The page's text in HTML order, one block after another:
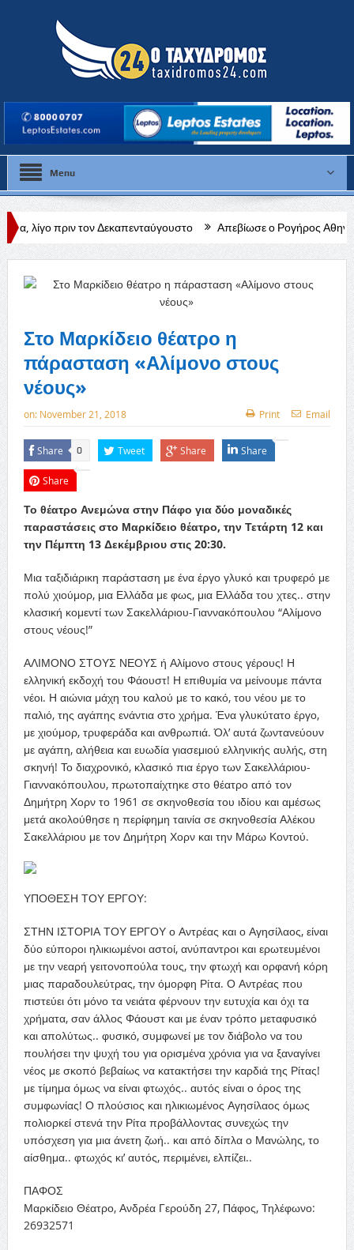
Menu
Δεκαπενταύγουστο Απεβίωσε ο Ρογήρος Αθηνή Ευριπίδου
πατρίδα
Στο Μαρκίδειο θέατρο η
πάρασταση «Αλίμονο στους
νέους»
on: November 21, 2018 Print Email
Share 0 Tweet Share Share
Share
Το θέατρο Ανεμώνα στην Πάφο για δύο μοναδικές
παραστάσεις στο Μαρκίδειο θέατρο, την Τετάρτη 12 και
την Πέμπτη 13 Δεκέμβριου στις 20:30.
Μια ταξιδιάρικη παράσταση με ένα έργο γλυκό και τρυφερό με
πολύ χιούμορ, μια Ελλάδα με φως, μια Ελλάδα του χτες.. στην
κλασική κομεντί των Σακελλάριου-Γιαννακόπουλου “Αλίμονο
στους νέους!”
ΑΛΙΜΟΝΟ ΣΤΟΥΣ ΝΕΟΥΣ ή Αλίμονο στους γέρους! Η
ελληνική εκδοχή του Φάουστ! Η επιθυμία να μείνουμε πάντα
νέοι. Η αιώνια μάχη του καλού με το κακό, του νέου με το
παλιό, της αγάπης ενάντια στο χρήμα. Ένα γλυκύτατο έργο,
με χιούμορ, τρυφεράδα και ανθρωπιά. Όλ’ αυτά ζωντανεύουν
με αγάπη, αλήθεια και ευωδία γιασεμιού ελληνικής αυλής, στη
σκηνή! Το διαχρονικό, κλασικό πια έργο των Σακελλάριου-
Γιαννακόπουλου, πρωτοπαίχτηκε στο θέατρο από τον
Δημήτρη Χορν το 1961 σε σκηνοθεσία του ιδίου και αμέσως
μετά ακολούθησε η περίφημη ταινία σε σκηνοθεσία Αλέκου
Σακελλάριου με τον Δημήτρη Χορν και την Μάρω Κοντού.
ΥΠΟΘΕΣΗ ΤΟΥ ΕΡΓΟΥ:
ΣΤΗΝ ΙΣΤΟΡΙΑ ΤΟΥ ΕΡΓΟΥ ο Αντρέας και ο Αγησίλαος, είναι
δύο εύποροι ηλικιωμένοι αστοί, ανύπαντροι και ερωτευμένοι
με την νεαρή γειτονοπούλα τους, την φτωχή και ορφανή κόρη
μιας παραδουλεύτρας, την όμορφη Ρίτα. Ο Αντρέας που
πιστεύει ότι μόνο τα νειάτα φέρνουν την ευτυχία και όχι τα
χρήματα, σαν άλλος Φάουστ και με έναν τρόπο μεταφυσικό
και απολύτως.. φυσικό, συμφωνεί με τον διάβολο να του
πουλήσει την ψυχή του για ορισμένα χρόνια για να ξαναγίνει
νέος με σκοπό βεβαίως να κατακτήσει την καρδιά της Ρίτας!
με τίμημα όμως να είναι φτωχός.. αυτός είναι ο όρος της
συμφωνίας! Ο πλούσιος και ηλικιωμένος Αγησίλαος όμως
πολιορκεί στενά την Ρίτα προβάλλοντας συνεχώς την
υπόσχεση για μια άνετη ζωή.. και από δίπλα ο Μανώλης, το
αίσθημα.. φτωχός κι’ αυτός, περιμένει, ελπίζει..
ΠΑΦΟΣ
Μαρκίδειο Θέατρο, Ανδρέα Γερούδη 27, Πάφος, Τηλέφωνο:
26932571